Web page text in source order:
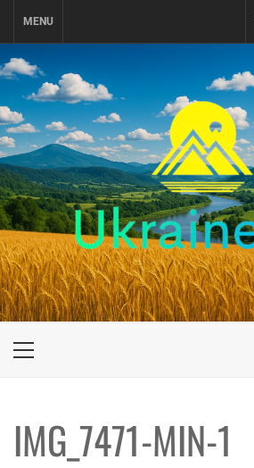
MENU
UKRAINE-IS
ПУТЕШЕСТВИЕ ПО УКРАИНЕ
Primary
IMG_7471-MIN-1